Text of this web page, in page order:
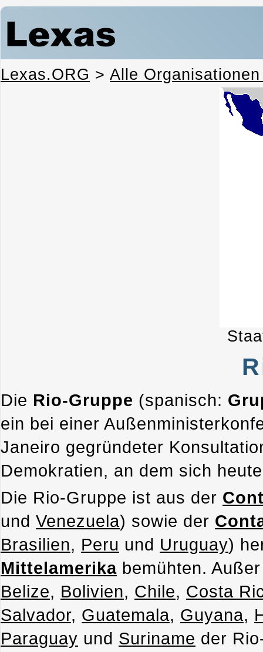
Lexas.ORG > Alle
Die Rio-Gruppe (spanisch:
ein bei einer
Janeiro gegründeter
Demokratien, an dem sich
Die Rio-Gruppe ist aus der
und Venezuela) sowie der
Brasilien, Peru und Uruguay)
Mittelamerika bemühten.
Belize, Bolivien, Chile, Costa
Salvador, Guatemala, Guyana,
Paraguay und Suriname der